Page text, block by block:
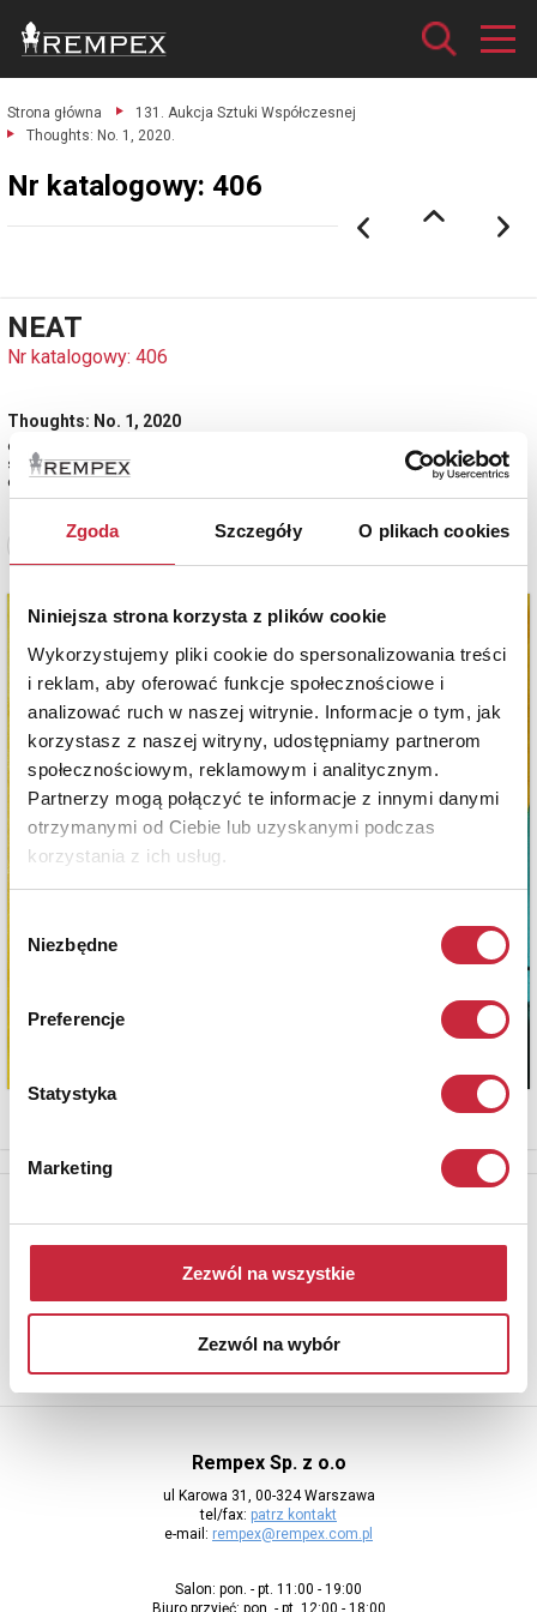
Zgoda Szczegóły O plikach cookies
Niniejsza strona korzysta z plików cookie
Wykorzystujemy pliki cookie do spersonalizowania treści
i reklam, aby oferować funkcje społecznościowe i
analizować ruch w naszej witrynie. Informacje o tym, jak
korzystasz z naszej witryny, udostępniamy partnerom
społecznościowym, reklamowym i analitycznym.
Partnerzy mogą połączyć te informacje z innymi danymi
otrzymanymi od Ciebie lub uzyskanymi podczas
korzystania z ich usług.
Wybór
zgody
Niezbędne
Preferencje
Statystyka
Marketing
Zezwól na wszystkie
Zezwól na wybór
Strona główna
131. Aukcja Sztuki Współczesnej
Thoughts: No. 1, 2020.
Nr katalogowy: 406
NEAT
Nr katalogowy: 406
Thoughts: No. 1, 2020
olej, płótno; 90 x 90 cm;
sygn. na rancie obrazu z lewej u góry: NEAT.
estymacja: 2 000 - 2 500 zł
Zobacz pełne informacje
Aby otrzymywać informacje o nowych aukcjach, prosimy podać
adres e-mail
Rempex Sp. z o.o
ul Karowa 31, 00-324 Warszawa
tel/fax: patrz kontakt
e-mail: rempex@rempex.com.pl
Salon: pon. - pt. 11:00 - 19:00